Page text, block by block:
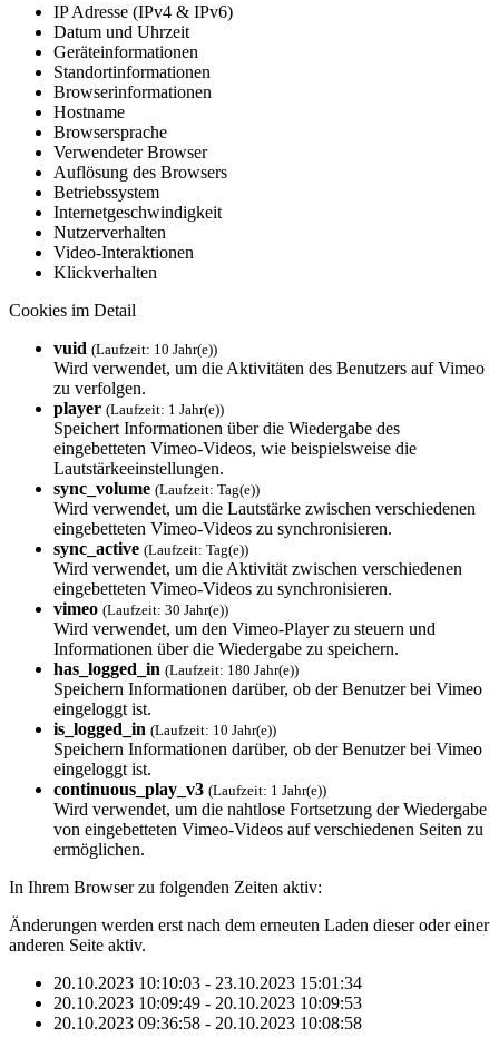
IP Adresse (IPv4 & IPv6)
Datum und Uhrzeit
Geräteinformationen
Standortinformationen
Browserinformationen
Hostname
Browsersprache
Verwendeter Browser
Auflösung des Browsers
Betriebssystem
Internetgeschwindigkeit
Nutzerverhalten
Video-Interaktionen
Klickverhalten
Cookies im Detail
vuid (Laufzeit: 10 Jahr(e))
Wird verwendet, um die Aktivitäten des Benutzers auf Vimeo
zu verfolgen.
player (Laufzeit: 1 Jahr(e))
Speichert Informationen über die Wiedergabe des
eingebetteten Vimeo-Videos, wie beispielsweise die
Lautstärkeeinstellungen.
sync_volume (Laufzeit: Tag(e))
Wird verwendet, um die Lautstärke zwischen verschiedenen
eingebetteten Vimeo-Videos zu synchronisieren.
sync_active (Laufzeit: Tag(e))
Wird verwendet, um die Aktivität zwischen verschiedenen
eingebetteten Vimeo-Videos zu synchronisieren.
vimeo (Laufzeit: 30 Jahr(e))
Wird verwendet, um den Vimeo-Player zu steuern und
Informationen über die Wiedergabe zu speichern.
has_logged_in (Laufzeit: 180 Jahr(e))
Speichern Informationen darüber, ob der Benutzer bei Vimeo
eingeloggt ist.
is_logged_in (Laufzeit: 10 Jahr(e))
Speichern Informationen darüber, ob der Benutzer bei Vimeo
eingeloggt ist.
continuous_play_v3 (Laufzeit: 1 Jahr(e))
Wird verwendet, um die nahtlose Fortsetzung der Wiedergabe
von eingebetteten Vimeo-Videos auf verschiedenen Seiten zu
ermöglichen.
In Ihrem Browser zu folgenden Zeiten aktiv:
Änderungen werden erst nach dem erneuten Laden dieser oder einer
anderen Seite aktiv.
20.10.2023 10:10:03 - 23.10.2023 15:01:34
20.10.2023 10:09:49 - 20.10.2023 10:09:53
20.10.2023 09:36:58 - 20.10.2023 10:08:58